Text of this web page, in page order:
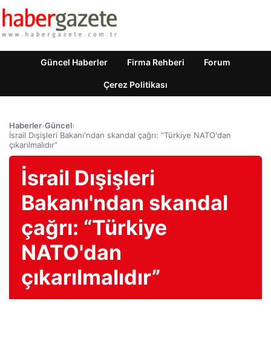
Güncel Haberler Firma Rehberi Forum
Çerez Politikası
Haberler›Güncel›
İsrail Dışişleri Bakanı'ndan skandal çağrı: “Türkiye NATO'dan
çıkarılmalıdır”
İsrail Dışişleri
Bakanı'ndan skandal
çağrı: “Türkiye
NATO'dan
çıkarılmalıdır”